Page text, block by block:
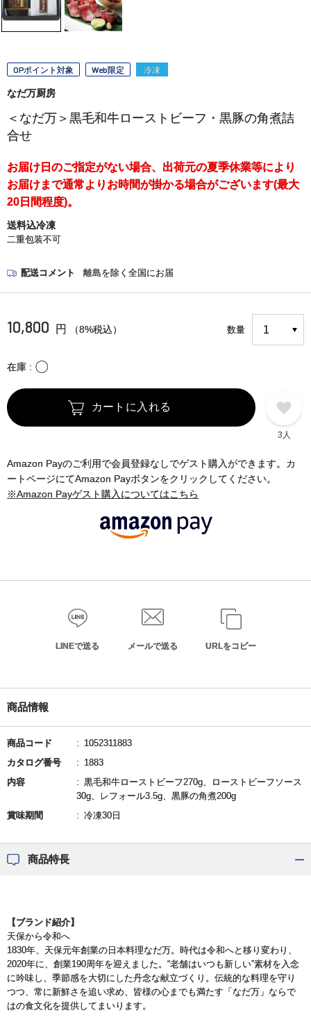
OPポイント対象 Web限定 冷凍
なだ万厨房
＜なだ万＞黒毛和牛ローストビーフ・黒豚の角煮詰
合せ
お届け日のご指定がない場合、出荷元の夏季休業等により
お届けまで通常よりお時間が掛かる場合がございます(最大
20日間程度)。
送料込冷凍
二重包装不可
配送コメント 離島を除く全国にお届
10,800 円 （8%税込） 数量
在庫 〇
カートに入れる
3人
Amazon Payのご利用で会員登録なしでゲスト購入ができます。カ
ートページにてAmazon Payボタンをクリックしてください。
※Amazon Payゲスト購入についてはこちら
LINEで送る メールで送る URLをコピー
商品情報
商品コード
1052311883
カタログ番号
1883
内容
黒毛和牛ローストビーフ270g、ローストビーフソース
30g、レフォール3.5g、黒豚の角煮200g
賞味期間
冷凍30日
商品特長
【ブランド紹介】
天保から令和へ
1830年、天保元年創業の日本料理なだ万。時代は令和へと移り変わり、
2020年に、創業190周年を迎えました。“老舗はいつも新しい”素材を入念
に吟味し、季節感を大切にした丹念な献立づくり。伝統的な料理を守り
つつ、常に新鮮さを追い求め、皆様の心までも満たす「なだ万」ならで
はの食文化を提供してまいります。